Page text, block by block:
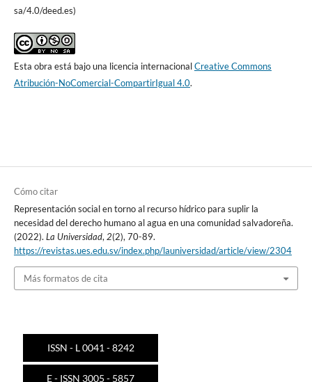
sa/4.0/deed.es)
Esta obra está bajo una licencia internacionalCreative Commons
Atribución-NoComercial-CompartirIgual 4.0.
Cómo citar
Representación social en torno al recurso hídrico para suplir la
necesidad del derecho humano al agua en una comunidad salvadoreña.
(2022). La Universidad, 2(2), 70-89.
https://revistas.ues.edu.sv/index.php/launiversidad/article/view/2304
Más formatos de cita
ISSN - L 0041 - 8242
E - ISSN 3005 - 5857